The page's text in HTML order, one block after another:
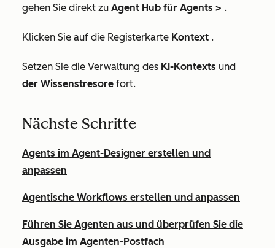
gehen Sie direkt zu Agent Hub für Agents > .
Klicken Sie auf die Registerkarte Kontext .
Setzen Sie die Verwaltung des KI-Kontexts und
der Wissenstresore fort.
Nächste Schritte
Agents im Agent-Designer erstellen und
anpassen
Agentische Workflows erstellen und anpassen
Führen Sie Agenten aus und überprüfen Sie die
Ausgabe im Agenten-Postfach